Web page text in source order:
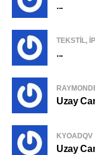
...
TEKSTIL,
...
Uzay
KYOADQV
Uzay